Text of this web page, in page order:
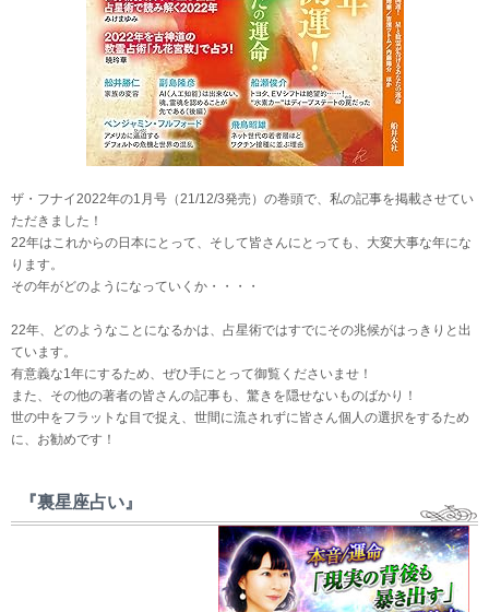
ザ・フナイ2022年の1月号（21/12/3発売）の巻頭で、私の記事を掲載させてい
ただきました！
22年はこれからの日本にとって、そして皆さんにとっても、大変大事な年にな
ります。
その年がどのようになっていくか・・・・
22年、どのようなことになるかは、占星術ではすでにその兆候がはっきりと出
ています。
有意義な1年にするため、ぜひ手にとって御覧くださいませ！
また、その他の著者の皆さんの記事も、驚きを隠せないものばかり！
世の中をフラットな目で捉え、世間に流されずに皆さん個人の選択をするため
に、お勧めです！
『裏星座占い』